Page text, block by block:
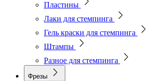
Пластины
Лаки для стемпинга
Гель краски для стемпинга
Штампы
Разное для стемпинга
Фрезы